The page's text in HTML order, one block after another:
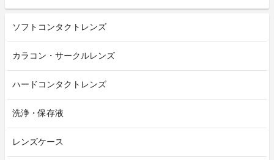
ソフトコンタクトレンズ
カラコン・サークルレンズ
ハードコンタクトレンズ
洗浄・保存液
レンズケース